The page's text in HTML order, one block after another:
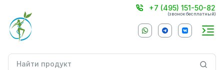
+7 (495) 151-50-82
(звонок бесплатный)